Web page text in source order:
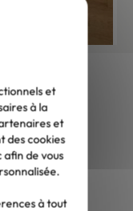
et
à la
et
des cookies
de vous
à tout